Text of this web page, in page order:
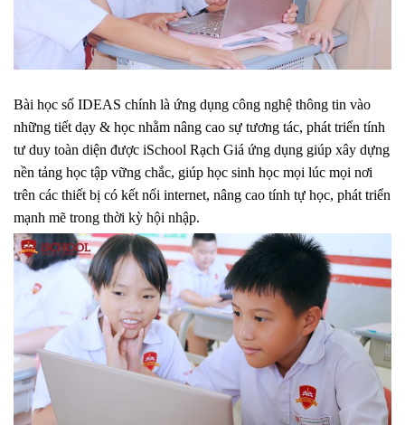
Bài học số IDEAS chính là ứng dụng công nghệ thông tin vào
những tiết dạy & học nhằm nâng cao sự tương tác, phát triển tính
tư duy toàn diện được iSchool Rạch Giá ứng dụng giúp xây dựng
nền tảng học tập vững chắc, giúp học sinh học mọi lúc mọi nơi
trên các thiết bị có kết nối internet, nâng cao tính tự học, phát triển
mạnh mẽ trong thời kỳ hội nhập.